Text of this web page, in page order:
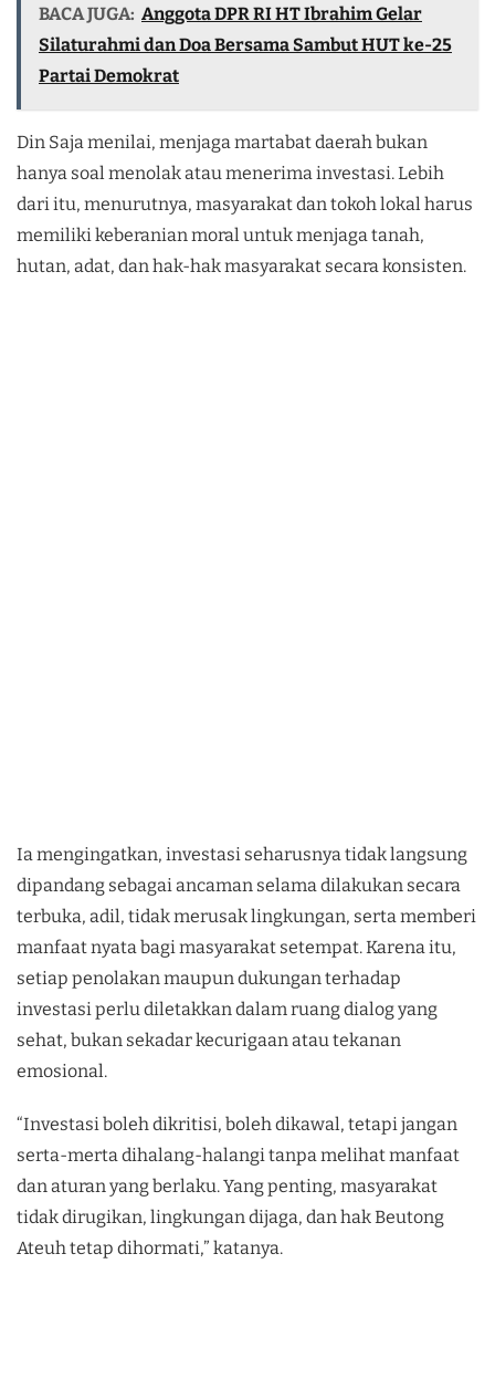
BACA JUGA: Anggota DPR RI HT Ibrahim Gelar
Silaturahmi dan Doa Bersama Sambut HUT ke-25
Partai Demokrat
Din Saja menilai, menjaga martabat daerah bukan
hanya soal menolak atau menerima investasi. Lebih
dari itu, menurutnya, masyarakat dan tokoh lokal harus
memiliki keberanian moral untuk menjaga tanah,
hutan, adat, dan hak-hak masyarakat secara konsisten.
Ia mengingatkan, investasi seharusnya tidak langsung
dipandang sebagai ancaman selama dilakukan secara
terbuka, adil, tidak merusak lingkungan, serta memberi
manfaat nyata bagi masyarakat setempat. Karena itu,
setiap penolakan maupun dukungan terhadap
investasi perlu diletakkan dalam ruang dialog yang
sehat, bukan sekadar kecurigaan atau tekanan
emosional.
“Investasi boleh dikritisi, boleh dikawal, tetapi jangan
serta-merta dihalang-halangi tanpa melihat manfaat
dan aturan yang berlaku. Yang penting, masyarakat
tidak dirugikan, lingkungan dijaga, dan hak Beutong
Ateuh tetap dihormati,” katanya.